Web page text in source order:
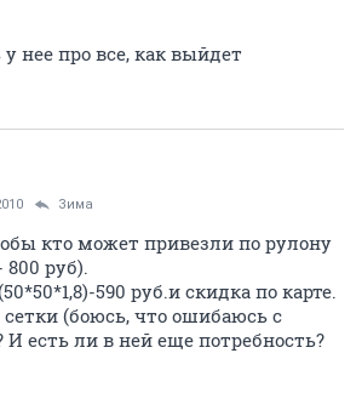
нее про все, как выйдет
Зима
кто может привезли по рулону
руб).
590 руб.и скидка по карте.
(боюсь, что ошибаюсь с
И есть ли в ней еще потребность?